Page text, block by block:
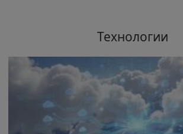
Технологии